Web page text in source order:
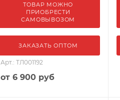
ТОВАР МОЖНО
ПРИОБРЕСТИ
САМОВЫВОЗОМ
ЗАКАЗАТЬ ОПТОМ
Арт.: ТЛ001192
от6 900 руб